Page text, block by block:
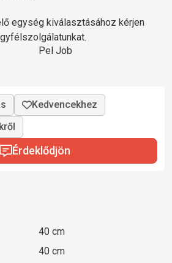
egység kiválasztásához kérjen
Pel Job
Érdeklődjön
40 cm
40 cm